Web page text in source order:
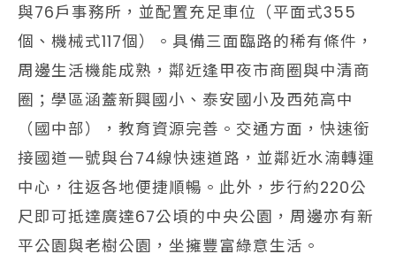
與76戶事務所，並配置充足車位（平面式355
個、機械式117個）。具備三面臨路的稀有條件，
周邊生活機能成熟，鄰近逢甲夜市商圈與中清商
圈；學區涵蓋新興國小、泰安國小及西苑高中
（國中部），教育資源完善。交通方面，快速銜
接國道一號與台74線快速道路，並鄰近水湳轉運
中心，往返各地便捷順暢。此外，步行約220公
尺即可抵達廣達67公頃的中央公園，周邊亦有新
平公園與老樹公園，坐擁豐富綠意生活。